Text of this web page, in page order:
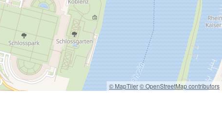
© MapTiler© OpenStreetMap contributors